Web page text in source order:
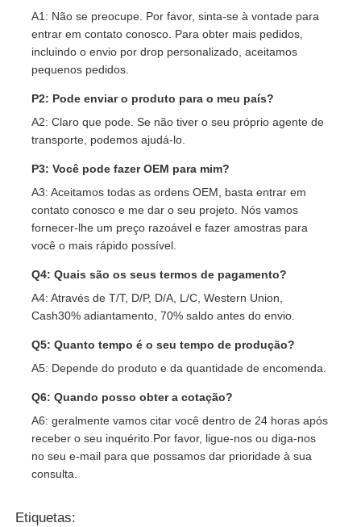
A1: Não se preocupe. Por favor, sinta-se à vontade para
entrar em contato conosco. Para obter mais pedidos,
incluindo o envio por drop personalizado, aceitamos
pequenos pedidos.
P2: Pode enviar o produto para o meu país?
A2: Claro que pode. Se não tiver o seu próprio agente de
transporte, podemos ajudá-lo.
P3: Você pode fazer OEM para mim?
A3: Aceitamos todas as ordens OEM, basta entrar em
contato conosco e me dar o seu projeto. Nós vamos
fornecer-lhe um preço razoável e fazer amostras para
você o mais rápido possível.
Q4: Quais são os seus termos de pagamento?
A4: Através de T/T, D/P, D/A, L/C, Western Union,
Cash30% adiantamento, 70% saldo antes do envio.
Q5: Quanto tempo é o seu tempo de produção?
A5: Depende do produto e da quantidade de encomenda.
Q6: Quando posso obter a cotação?
A6: geralmente vamos citar você dentro de 24 horas após
receber o seu inquérito.Por favor, ligue-nos ou diga-nos
no seu e-mail para que possamos dar prioridade à sua
consulta.
Etiquetas: